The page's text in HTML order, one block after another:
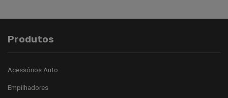
Produtos
Acessórios Auto
Empilhadores